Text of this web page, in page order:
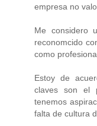
empresa no
Me considero
reconomcido
como
Estoy de
claves son el
tenemos
falta de cultura